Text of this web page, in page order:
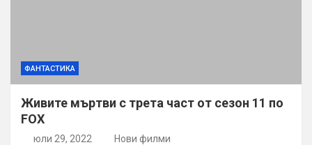
ФАНТАСТИКА
Живите мъртви с трета част от сезон 11 по
FOX
юли 29, 2022 Нови филми